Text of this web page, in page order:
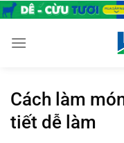
Chuyển
nội
Cách làm
tiết dễ làm